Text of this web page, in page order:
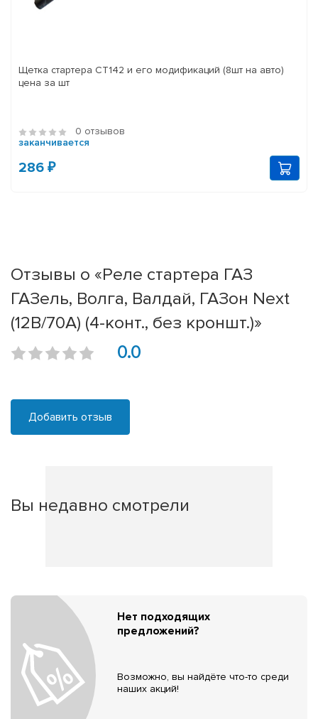
Щетка стартера СТ142 и его модификаций (8шт на авто)
цена за шт
0 отзывов
заканчивается
286 ₽
Отзывы о «Реле стартера ГАЗ
ГАЗель, Волга, Валдай, ГАЗон Next
(12В/70А) (4-конт., без кроншт.)»
0.0
Добавить отзыв
Вы недавно смотрели
Нет подходящих
предложений?
Возможно, вы найдёте что-то среди
наших акций!